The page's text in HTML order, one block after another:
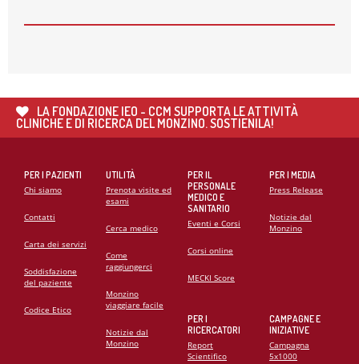
🌍 RIPARTE LA SECONDA FASE DEL PROGETTO DI
PROF. GIANFRANCO SINAGRA AL CONGRESSO
CARDIO MONZINO 2025
LA FONDAZIONE IEO - CCM SUPPORTA LE ATTIVITÀ
CLINICHE E DI RICERCA DEL MONZINO. SOSTIENILA!
PER I PAZIENTI
Chi siamo
Contatti
Carta dei servizi
Soddisfazione
del paziente
Codice Etico
UTILITÀ
Prenota visite ed
esami
Cerca medico
Come
raggiungerci
Monzino
viaggiare facile
Notizie dal
Monzino
PER IL
PERSONALE
MEDICO E
SANITARIO
Eventi e Corsi
Corsi online
MECKI Score
PER I
RICERCATORI
Report
Scientifico
PER I MEDIA
Press Release
Notizie dal
Monzino
CAMPAGNE E
INIZIATIVE
Campagna
5x1000